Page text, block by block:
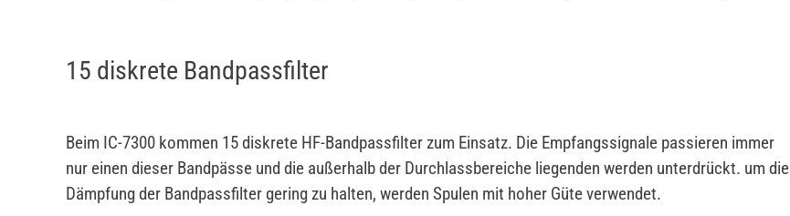
15 diskrete Bandpassfilter
Beim IC-7300 kommen 15 diskrete HF-Bandpassfilter zum Einsatz. Die Empfangssignale passieren immer
nur einen dieser Bandpässe und die außerhalb der Durchlassbereiche liegenden werden unterdrückt. um die
Dämpfung der Bandpassfilter gering zu halten, werden Spulen mit hoher Güte verwendet.